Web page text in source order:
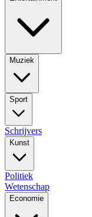
Muziek
Sport
Schrijvers
Kunst
Politiek
Wetenschap
Economie